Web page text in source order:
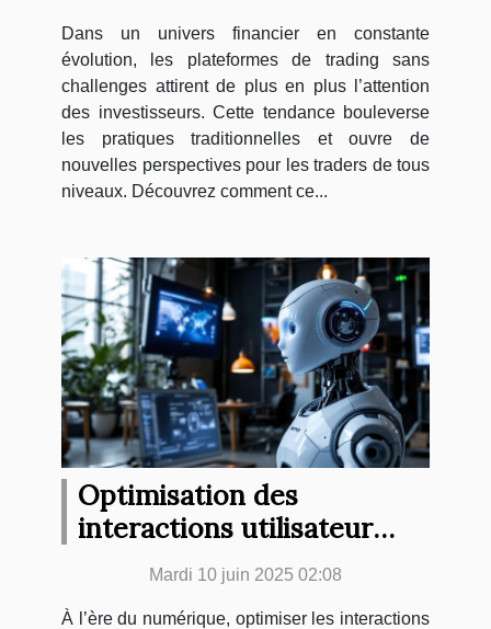
Dans un univers financier en constante
évolution, les plateformes de trading sans
challenges attirent de plus en plus l’attention
des investisseurs. Cette tendance bouleverse
les pratiques traditionnelles et ouvre de
nouvelles perspectives pour les traders de tous
niveaux. Découvrez comment ce...
Optimisation des
interactions utilisateur
grâce aux systèmes
conversationnels avancés
Mardi 10 juin 2025 02:08
À l’ère du numérique, optimiser les interactions